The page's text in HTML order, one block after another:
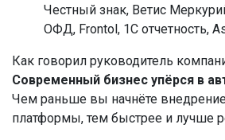
Честный знак, Ветис
ОФД, Frontol, 1C отчетность,
Как говорил руководитель
Современный бизнес упёрся в
Чем раньше вы начнёте
платформы, тем быстрее и лучше